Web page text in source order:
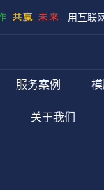
用互联
服务案例
关于我们